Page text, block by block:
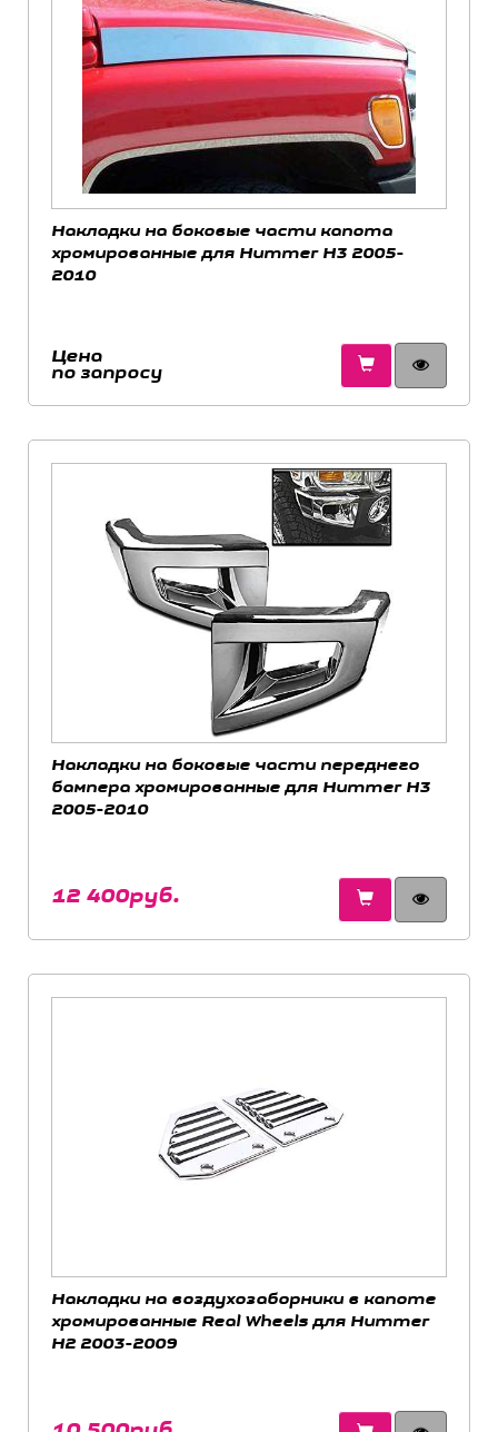
Накладки на боковые части капота
хромированные для Hummer H3 2005-
2010
Цена
по запросу
Накладки на боковые части переднего
бампера хромированные для Hummer H3
2005-2010
12 400руб.
Накладки на воздухозаборники в капоте
хромированные Real Wheels для Hummer
H2 2003-2009